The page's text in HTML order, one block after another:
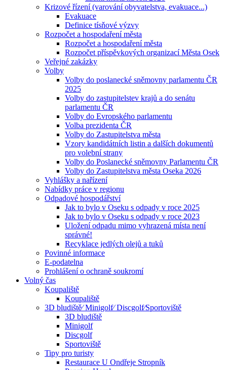
Krizové řízení (varování obyvatelstva, evakuace...)
Evakuace
Definice tísňové výzvy
Rozpočet a hospodaření města
Rozpočet a hospodaření města
Rozpočet příspěvkových organizací Města Osek
Veřejné zakázky
Volby
Volby do poslanecké sněmovny parlamentu ČR
2025
Volby do zastupitelstev krajů a do senátu
parlamentu ČR
Volby do Evropského parlamentu
Volba prezidenta ČR
Volby do Zastupitelstva města
Vzory kandidátních listin a dalších dokumentů
pro volební strany
Volby do Poslanecké sněmovny Parlamentu ČR
Volby do Zastupitelstva města Oseka 2026
Vyhlášky a nařízení
Nabídky práce v regionu
Odpadové hospodářství
Jak to bylo v Oseku s odpady v roce 2025
Jak to bylo v Oseku s odpady v roce 2023
Uložení odpadu mimo vyhrazená místa není
správné!
Recyklace jedlých olejů a tuků
Povinné informace
E-podatelna
Prohlášení o ochraně soukromí
Volný čas
Koupaliště
Koupaliště
3D bludiště⁄ Minigolf⁄ Discgolf⁄Sportoviště
3D bludiště
Minigolf
Discgolf
Sportoviště
Tipy pro turisty
Restaurace U Ondřeje Stropník